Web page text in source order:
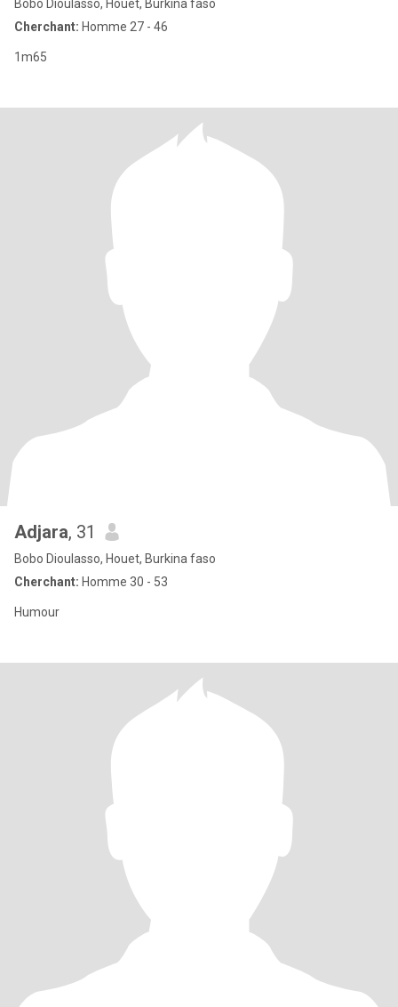
Bobo Dioulasso, Houet, Burkina faso
Cherchant: Homme 27 - 46
1m65
Adjara, 31
Bobo Dioulasso, Houet, Burkina faso
Cherchant: Homme 30 - 53
Humour